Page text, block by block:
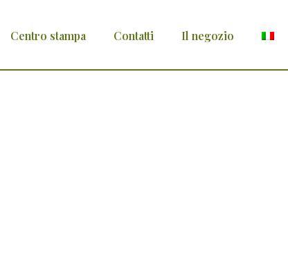
Centro stampa Contatti Il negozio